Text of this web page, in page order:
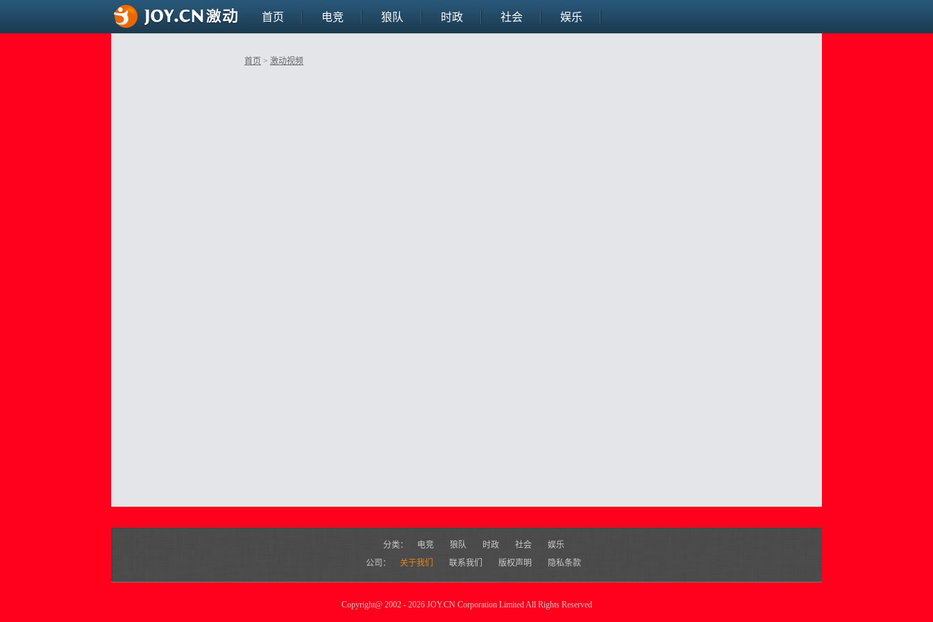
首页 电竞 狼队 时政 社会 娱乐
首页 > 激动视频
分类： 电竞 狼队 时政 社会
娱乐
公司：
关于我们 联系我们 版权声明 隐私条款
Copyright@2002 - 2026 JOY.CN Corporation Limited All Rights Reserved